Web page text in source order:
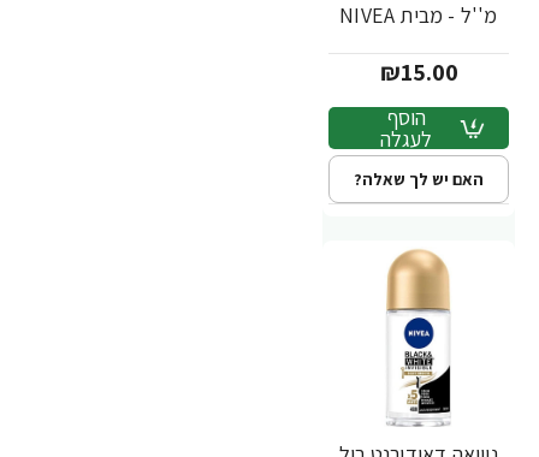
מ''ל - מבית NIVEA
₪15.00
הוסף
לעגלה
האם יש לך שאלה?